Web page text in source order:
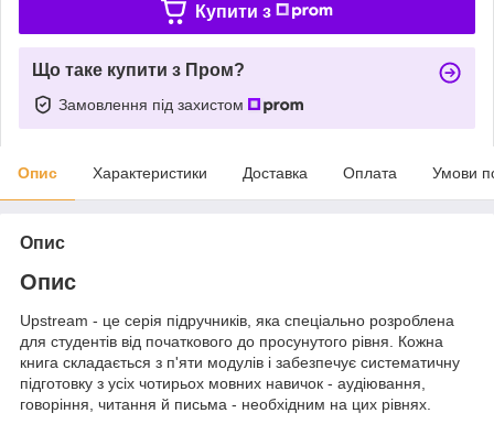
Купити з
Що таке купити з Пром?
Замовлення під захистом
Опис Характеристики Доставка Оплата Умови
Опис
Опис
Upstream - це серія підручників, яка спеціально розроблена
для студентів від початкового до просунутого рівня. Кожна
книга складається з п'яти модулів і забезпечує систематичну
підготовку з усіх чотирьох мовних навичок - аудіювання,
говоріння, читання й письма - необхідним на цих рівнях.